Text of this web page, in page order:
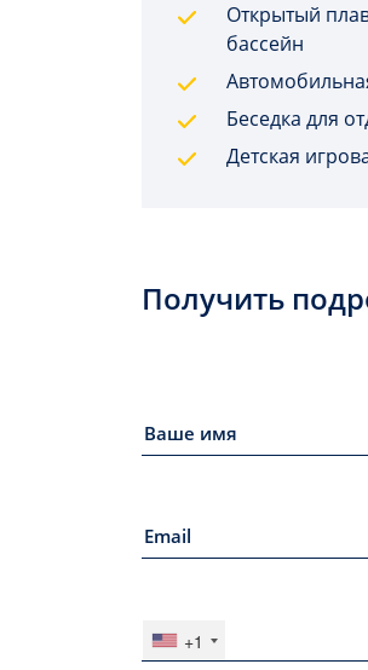
Открытый
бассейн
Беседка для
Детская
Получить
+1